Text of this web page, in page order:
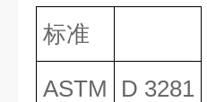
标准
ASTM D 3281